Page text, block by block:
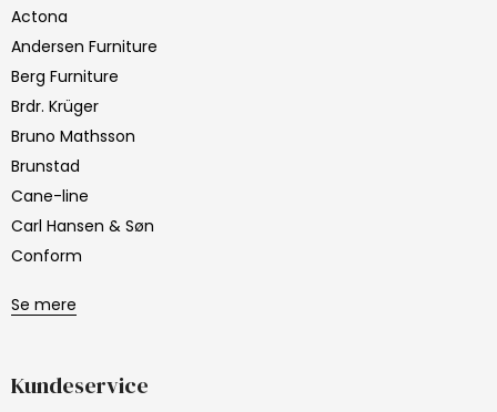
Actona
Andersen Furniture
Berg Furniture
Brdr. Krüger
Bruno Mathsson
Brunstad
Cane-line
Carl Hansen & Søn
Conform
Se mere
Kundeservice